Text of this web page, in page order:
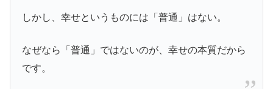
しかし、幸せというものには「普通」はない。
なぜなら「普通」ではないのが、幸せの本質だから
です。